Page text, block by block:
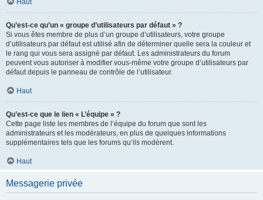
Haut
Qu’est-ce qu’un « groupe d’utilisateurs par défaut » ?
Si vous êtes membre de plus d’un groupe d’utilisateurs, votre groupe
d’utilisateurs par défaut est utilisé afin de déterminer quelle sera la couleur et
le rang qui vous sera assigné par défaut. Les administrateurs du forum
peuvent vous autoriser à modifier vous-même votre groupe d’utilisateurs par
défaut depuis le panneau de contrôle de l’utilisateur.
Haut
Qu’est-ce que le lien « L’équipe » ?
Cette page liste les membres de l’équipe du forum que sont les
administrateurs et les modérateurs, en plus de quelques informations
supplémentaires tels que les forums qu’ils modèrent.
Haut
Messagerie privée